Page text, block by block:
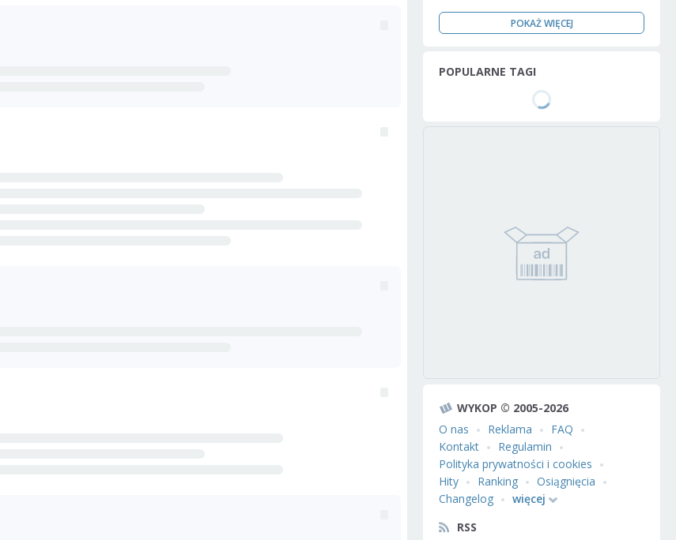
POKAŻ WIĘCEJ
POPULARNE TAGI
WYKOP © 2005-2026
O nas
Reklama
FAQ
Kontakt
Regulamin
Polityka prywatności i cookies
Hity
Ranking
Osiągnięcia
Changelog
więcej
RSS